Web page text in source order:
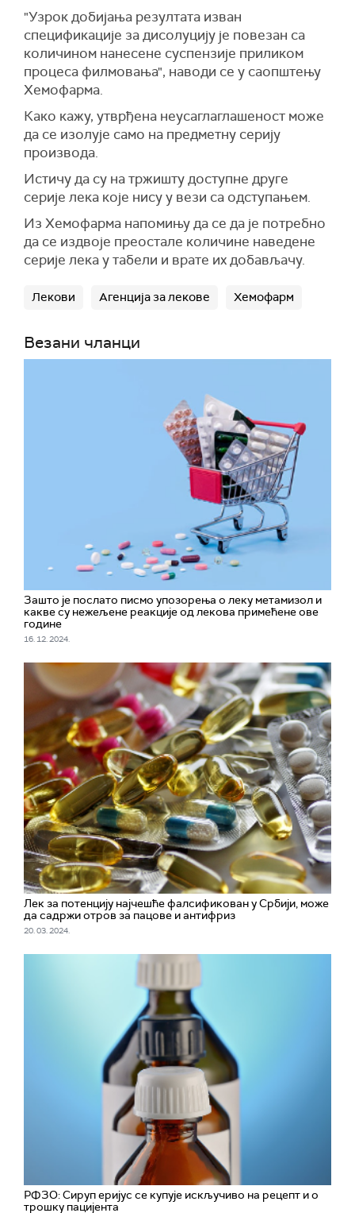
"Узрок добијања резултата изван
спецификације за дисолуцију је повезан са
количином нанесене суспензије приликом
процеса филмовања", наводи се у саопштењу
Хемофарма.
Како кажу, утврђена неусаглаглашеност може
да се изолује само на предметну серију
производа.
Истичу да су на тржишту доступне друге
серије лека које нису у вези са одступањем.
Из Хемофарма напомињу да се да је потребно
да се издвоје преостале количине наведене
серије лека у табели и врате их добављачу.
Лекови Агенција за лекове Хемофарм
Везани чланци
Зашто је послато писмо упозорења о леку метамизол и
какве су нежељене реакције од лекова примећене ове
године
16. 12. 2024.
Лек за потенцију најчешће фалсификован у Србији, може
да садржи отров за пацове и антифриз
20. 03. 2024.
РФЗО: Сируп еријус се купује искључиво на рецепт и о
трошку пацијента